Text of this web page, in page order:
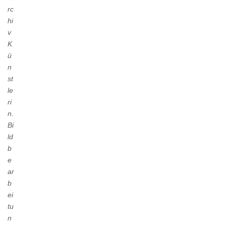
rc
hi
v
K
ü
n
st
le
ri
n.
Bi
ld
b
e
ar
b
ei
tu
n